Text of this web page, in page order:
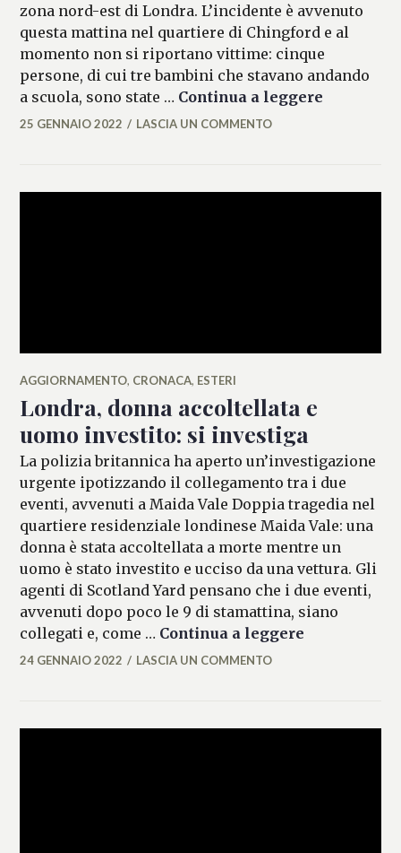
zona nord-est di Londra. L’incidente è avvenuto
questa mattina nel quartiere di Chingford e al
momento non si riportano vittime: cinque
persone, di cui tre bambini che stavano andando
a scuola, sono state … Continua a leggere
MARIANNA
25 GENNAIO 2022 LASCIA UN COMMENTO
AGGIORNAMENTO, CRONACA, ESTERI
Londra, donna accoltellata e
uomo investito: si investiga
La polizia britannica ha aperto un’investigazione
urgente ipotizzando il collegamento tra i due
eventi, avvenuti a Maida Vale Doppia tragedia nel
quartiere residenziale londinese Maida Vale: una
donna è stata accoltellata a morte mentre un
uomo è stato investito e ucciso da una vettura. Gli
agenti di Scotland Yard pensano che i due eventi,
avvenuti dopo poco le 9 di stamattina, siano
collegati e, come … Continua a leggere
ALESSIA
24 GENNAIO 2022 LASCIA UN COMMENTO